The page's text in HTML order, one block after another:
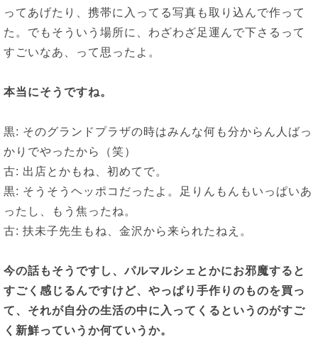
ってあげたり、携帯に入ってる写真も取り込んで作って
た。でもそういう場所に、わざわざ足運んで下さるって
すごいなあ、って思ったよ。
本当にそうですね。
黒: そのグランドプラザの時はみんな何も分からん人ばっ
かりでやったから（笑）
古: 出店とかもね、初めてで。
黒: そうそうヘッポコだったよ。足りんもんもいっぱいあ
ったし、もう焦ったね。
古: 扶未子先生もね、金沢から来られたねえ。
今の話もそうですし、パルマルシェとかにお邪魔すると
すごく感じるんですけど、やっぱり手作りのものを買っ
て、それが自分の生活の中に入ってくるというのがすご
く新鮮っていうか何ていうか。